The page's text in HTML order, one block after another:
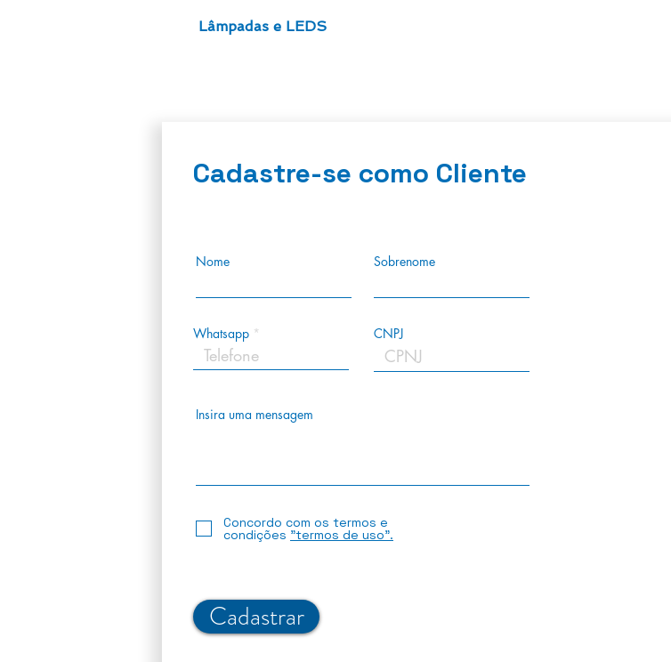
Lâmpadas e LEDS
Cadastre-se como Cliente
Nome Sobrenome
Whatsapp CNPJ
Insira uma mensagem
Concordo com os termos e
condições "termos de uso".
Cadastrar